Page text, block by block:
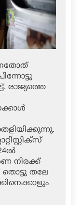
രാജ്യത്തെ
നിരക്ക്
തൊട്ടു തലേ